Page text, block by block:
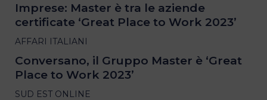
Imprese: Master è tra le aziende
certificate ‘Great Place to Work 2023’
AFFARI ITALIANI
Conversano, il Gruppo Master è ‘Great
Place to Work 2023’
SUD EST ONLINE